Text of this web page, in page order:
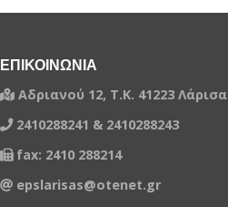
ΕΠΙΚΟΙΝΩΝΙΑ
Αδριανού 12, Τ.Κ. 41223 Λάρισα
2410288241 & 2410288243
fax: 2410 288214
epslarisas@otenet.gr